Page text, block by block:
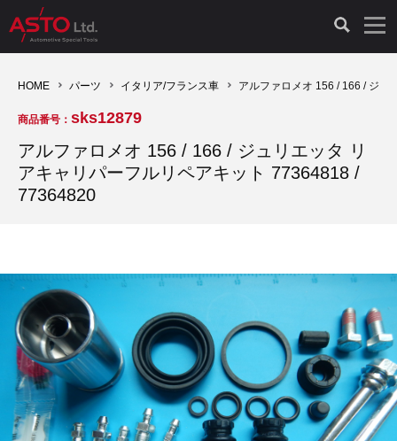
診断機（16）
キープログラマー（4）
オプション品（17）
TPMS（4）
その他（9）
診断テスター（10）
キープログラマー（20）
安定化電源ユニット（8）
バッテリーテスター（4）
古い車両用診断テスター（10）
HCB TOOLS（45）
AST TOOLS（51）
ドイツ車（211）
イタリア/フランス車（27）
イギリス車（23）
オシロスコープ（2）
オシロ関連商品（9）
その他（8）
ドイツ車（427）
イタリア/フランス車（145）
スウェーデン車（45）
日本車（40）
ロシア（8）
現品修理（77）
リビルト品（58）
イモビライザーOFF（1）
その他（6）
オシロスコープ（10）
アクセサリー（13）
HOME パーツ イタリア/フランス車 アルファロメオ 156 / 166 / ジ
商品番号： sks12879
アルファロメオ 156 / 166 / ジュリエッタ リ
アキャリパーフルリペアキット 77364818 /
77364820